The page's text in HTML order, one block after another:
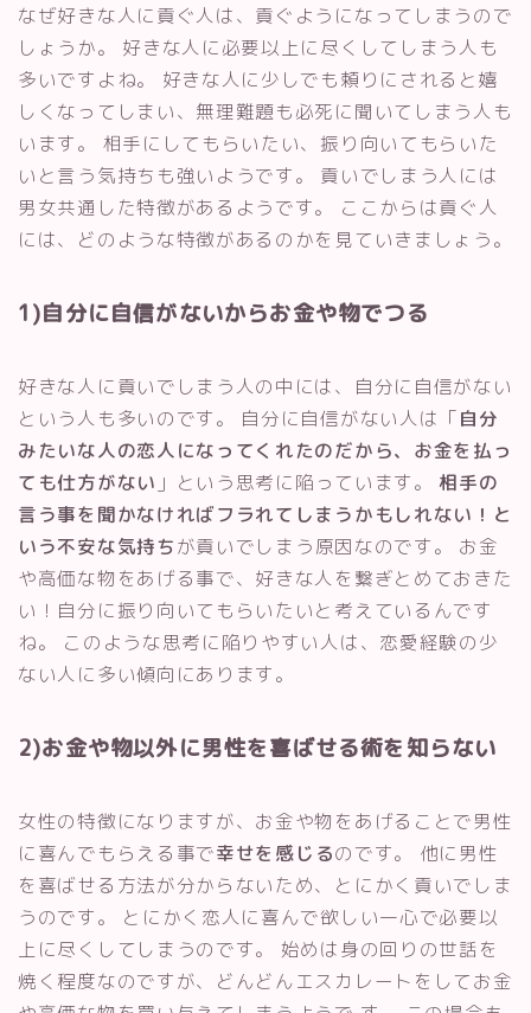
なぜ好きな人に貢ぐ人は、貢ぐようになってしまうので
しょうか。 好きな人に必要以上に尽くしてしまう人も
多いですよね。 好きな人に少しでも頼りにされると嬉
しくなってしまい、無理難題も必死に聞いてしまう人も
います。 相手にしてもらいたい、振り向いてもらいた
いと言う気持ちも強いようです。 貢いでしまう人には
男女共通した特徴があるようです。 ここからは貢ぐ人
には、どのような特徴があるのかを見ていきましょう。
1)自分に自信がないからお金や物でつる
好きな人に貢いでしまう人の中には、自分に自信がない
という人も多いのです。 自分に自信がない人は「自分
みたいな人の恋人になってくれたのだから、お金を払っ
ても仕方がない 」という思考に陥っています。 相手の
言う事を聞かなければフラれてしまうかもしれない！と
いう不安な気持ちが貢いでしまう原因なのです。 お金
や高価な物をあげる事で、好きな人を繋ぎとめておきた
い！自分に振り向いてもらいたいと考えているんです
ね。 このような思考に陥りやすい人は、恋愛経験の少
ない人に多い傾向にあります。
2)お金や物以外に男性を喜ばせる術を知らない
女性の特徴になりますが、お金や物をあげることで男性
に喜んでもらえる事で幸せを感じるのです。 他に男性
を喜ばせる方法が分からないため、とにかく貢いでしま
うのです。 とにかく恋人に喜んで欲しい一心で必要以
上に尽くしてしまうのです。 始めは身の回りの世話を
焼く程度なのですが、どんどんエスカレートをしてお金